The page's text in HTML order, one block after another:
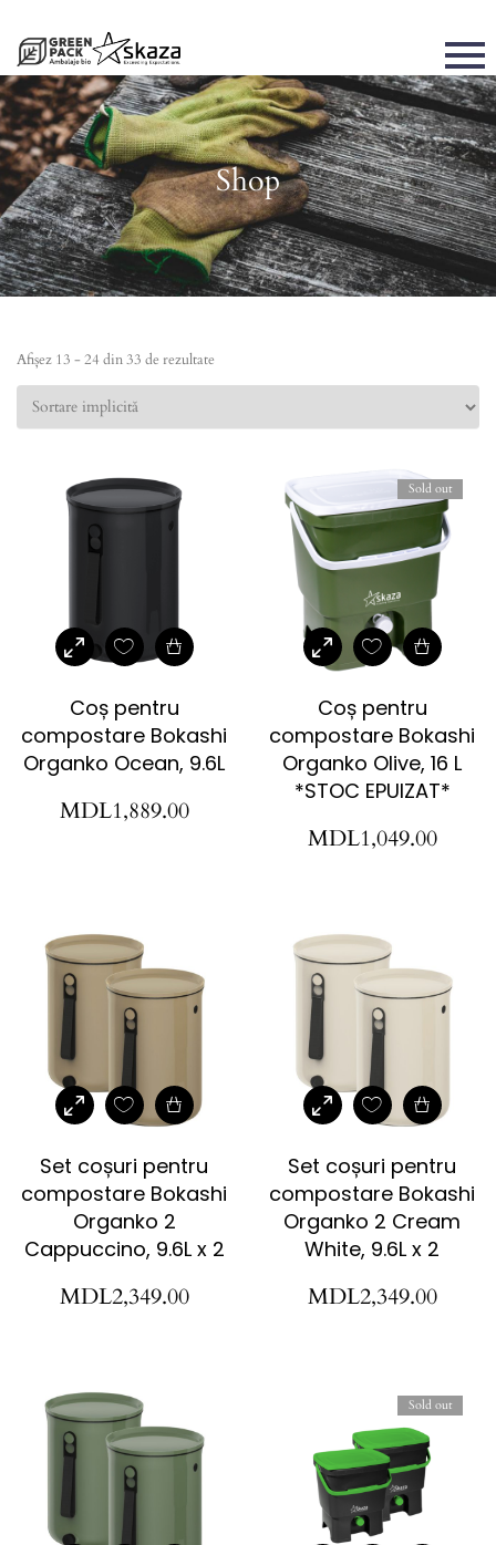
Shop
Afișez 13 - 24 din 33 de rezultate
Coș pentru
compostare Bokashi
Organko Ocean, 9.6L
MDL1,889.00
Sold out
Coș pentru
compostare Bokashi
Organko Olive, 16 L
*STOC EPUIZAT*
MDL1,049.00
Set coșuri pentru
compostare Bokashi
Organko 2
Cappuccino, 9.6L x 2
MDL2,349.00
Set coșuri pentru
compostare Bokashi
Organko 2 Cream
White, 9.6L x 2
MDL2,349.00
Sold out